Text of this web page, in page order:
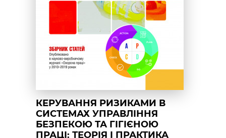
КЕРУВАННЯ РИЗИКАМИ В
СИСТЕМАХ УПРАВЛІННЯ
БЕЗПЕКОЮ ТА ГІГІЄНОЮ
ПРАЦІ: ТЕОРІЯ І ПРАКТИКА